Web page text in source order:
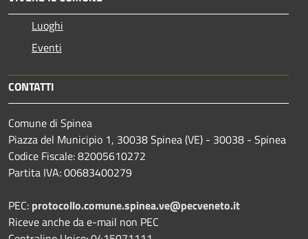
Luoghi
Eventi
CONTATTI
Comune di Spinea
Piazza del Municipio 1, 30038 Spinea (VE) - 30038 - Spinea
Codice Fiscale: 82005610272
Partita IVA: 00683400279
PEC: protocollo.comune.spinea.ve@pecveneto.it
Riceve anche da e-mail non PEC